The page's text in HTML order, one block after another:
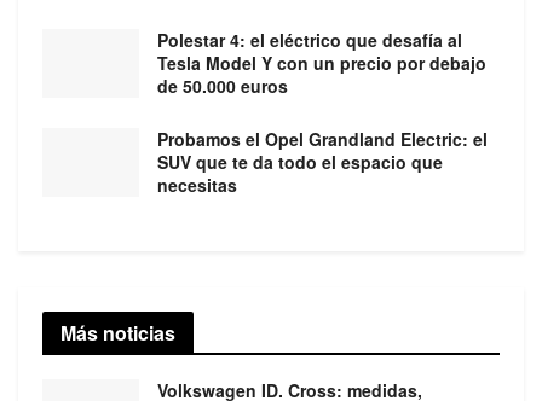
Polestar 4: el eléctrico que desafía al
Tesla Model Y con un precio por debajo
de 50.000 euros
Probamos el Opel Grandland Electric: el
SUV que te da todo el espacio que
necesitas
Más noticias
Volkswagen ID. Cross: medidas,